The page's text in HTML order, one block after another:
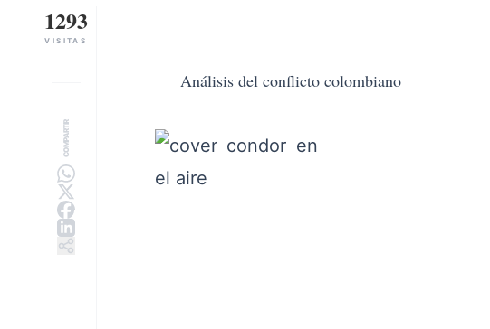
1293
VISITAS
COMPARTIR
Análisis del conflicto colombiano